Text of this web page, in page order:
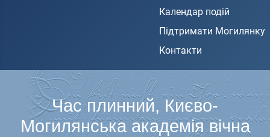
Календар подій
Підтримати Могилянку
Контакти
Час плинний, Києво-
Могилянська академія вічна